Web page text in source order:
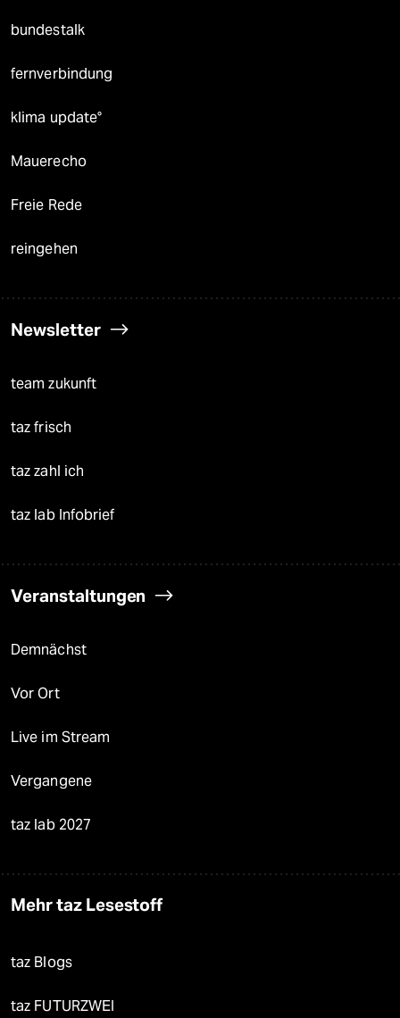
bundestalk
fernverbindung
klima update°
Mauerecho
Freie Rede
reingehen
Newsletter
team zukunft
taz frisch
taz zahl ich
taz lab Infobrief
Veranstaltungen
Demnächst
Vor Ort
Live im Stream
Vergangene
taz lab 2027
Mehr taz Lesestoff
taz Blogs
taz FUTURZWEI